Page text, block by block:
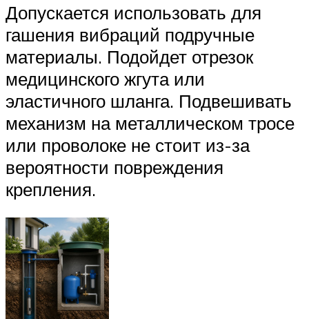
Допускается использовать для
гашения вибраций подручные
материалы. Подойдет отрезок
медицинского жгута или
эластичного шланга. Подвешивать
механизм на металлическом тросе
или проволоке не стоит из-за
вероятности повреждения
крепления.